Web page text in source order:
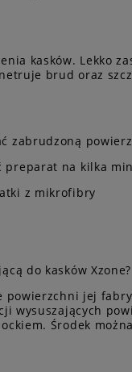
kasków. Lekko
brud oraz
zabrudzoną
preparat na kilka
z mikrofibry
do kasków Xzone?
jej
wysuszających
Środek